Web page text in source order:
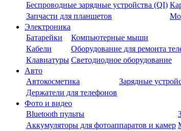
Беспроводные зарядные устройства (QI)
Запчасти для планшетов
Электроника
Батарейки
Компьютерные мыши
Кабели
Оборудование для ремонта
Клавиатуры Светодиодное оборудование
Авто
Автокосметика
Зарядные
Держатели для телефонов
Фото и видео
Bluetooth пульты
Аккумуляторы для фотоаппаратов и камер